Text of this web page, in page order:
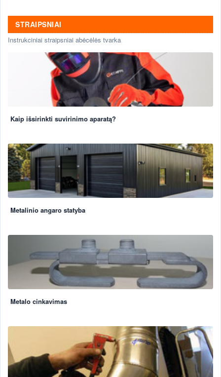
STRAIPSNIAI
Instrukciniai straipsniai abėcėlės tvarka
Kaip išsirinkti suvirinimo aparatą?
Metalinio angaro statyba
Metalo cinkavimas